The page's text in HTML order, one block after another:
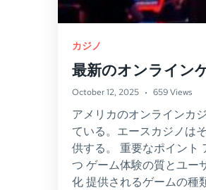
カジノ
最新のオンライン
October 12, 2025 659 Views
アメリカのオンラインカ
ている。エースカジノは
供する。 重要なポイント
つ ゲーム体験の質とユー
化 提供されるゲームの種